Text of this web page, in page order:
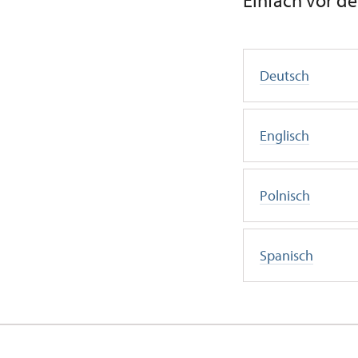
Deutsch
Englisch
Polnisch
Spanisch